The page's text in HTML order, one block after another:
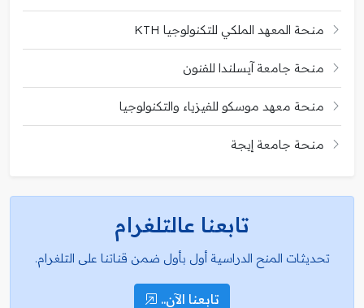
منحة المعهد الملكي للتكنولوجيا KTH
منحة جامعة آيسلندا للفنون
منحة معهد موسكو للفيزياء والتكنولوجيا
منحة جامعة إيجة
تابعنا عالتلغرام
تحديثات المنح الدراسية أول بأول ضمن قناتنا على التلغرام.
تابعنا الآن..